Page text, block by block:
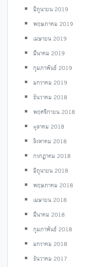
มิถุนายน 2019
พฤษภาคม 2019
เมษายน 2019
มีนาคม 2019
กุมภาพันธ์ 2019
มกราคม 2019
ธันวาคม 2018
พฤศจิกายน 2018
ตุลาคม 2018
สิงหาคม 2018
กรกฎาคม 2018
มิถุนายน 2018
พฤษภาคม 2018
เมษายน 2018
มีนาคม 2018
กุมภาพันธ์ 2018
มกราคม 2018
ธันวาคม 2017